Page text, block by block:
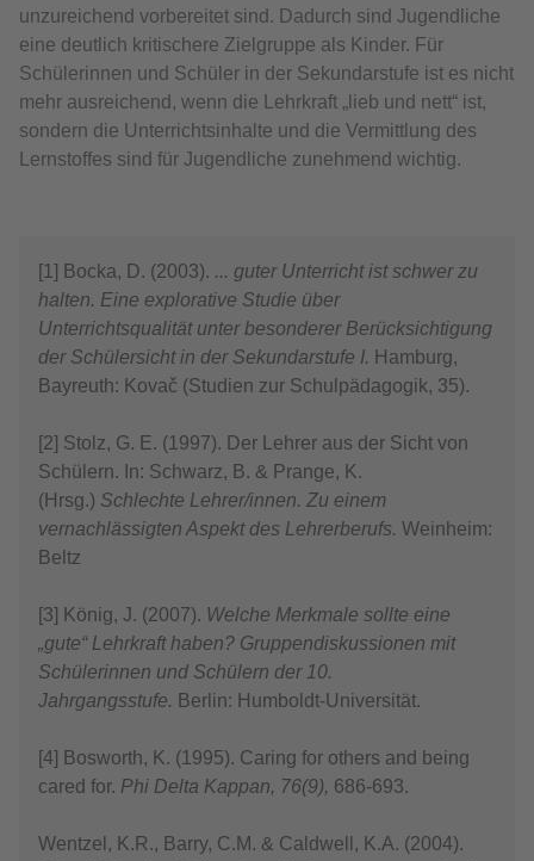
unzureichend vorbereitet sind. Dadurch sind Jugendliche
eine deutlich kritischere Zielgruppe als Kinder. Für
Schülerinnen und Schüler in der Sekundarstufe ist es nicht
mehr ausreichend, wenn die Lehrkraft „lieb und nett“ ist,
sondern die Unterrichtsinhalte und die Vermittlung des
Lernstoffes sind für Jugendliche zunehmend wichtig.
[1] Bocka, D. (2003). ... guter Unterricht ist schwer zu
halten. Eine explorative Studie über
Unterrichtsqualität unter besonderer Berücksichtigung
der Schülersicht in der Sekundarstufe I. Hamburg,
Bayreuth: Kovač (Studien zur Schulpädagogik, 35).
[2] Stolz, G. E. (1997). Der Lehrer aus der Sicht von
Schülern. In: Schwarz, B. & Prange, K.
(Hrsg.) Schlechte Lehrer/innen. Zu einem
vernachlässigten Aspekt des Lehrerberufs. Weinheim:
Beltz
[3] König, J. (2007). Welche Merkmale sollte eine
„gute“ Lehrkraft haben? Gruppendiskussionen mit
Schülerinnen und Schülern der 10.
Jahrgangsstufe. Berlin: Humboldt-Universität.
[4] Bosworth, K. (1995). Caring for others and being
cared for. Phi Delta Kappan, 76(9), 686-693.
Wentzel, K.R., Barry, C.M. & Caldwell, K.A. (2004).